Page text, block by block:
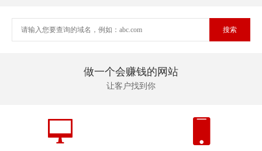
做一个会赚钱的网站
让客户找到你